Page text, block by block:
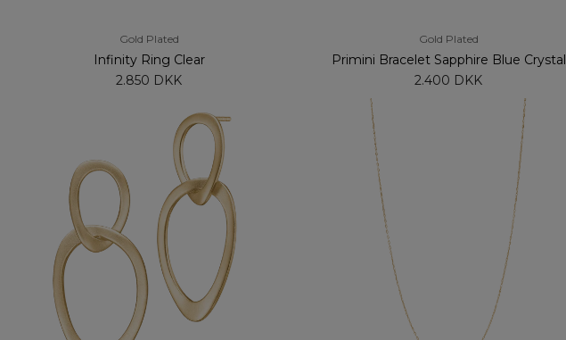
Gold Plated
Infinity Ring Clear
2.850 DKK
Gold Plated
Primini Bracelet Sapphire Blue Crystal
2.400 DKK